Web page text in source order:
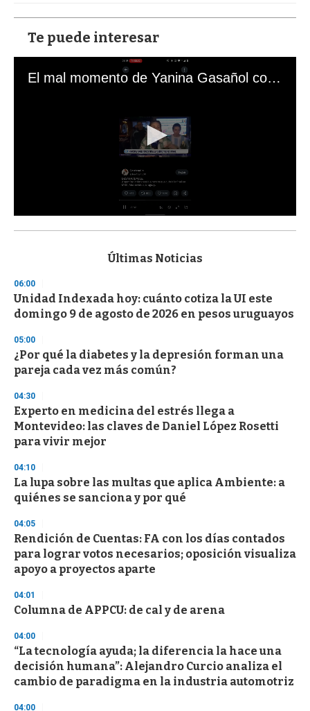
Te puede interesar
El mal momento de Yanina Gasañol con un hincha argentino en "Subrayado"
s
d
s
o
f
3
s
e
c
n
d
s
Últimas Noticias
06:00
Unidad Indexada hoy: cuánto cotiza la UI este
domingo 9 de agosto de 2026 en pesos uruguayos
05:00
¿Por qué la diabetes y la depresión forman una
pareja cada vez más común?
04:30
Experto en medicina del estrés llega a
Montevideo: las claves de Daniel López Rosetti
para vivir mejor
04:10
La lupa sobre las multas que aplica Ambiente: a
quiénes se sanciona y por qué
04:05
Rendición de Cuentas: FA con los días contados
para lograr votos necesarios; oposición visualiza
apoyo a proyectos aparte
04:01
Columna de APPCU: de cal y de arena
04:00
“La tecnología ayuda; la diferencia la hace una
decisión humana”: Alejandro Curcio analiza el
cambio de paradigma en la industria automotriz
04:00